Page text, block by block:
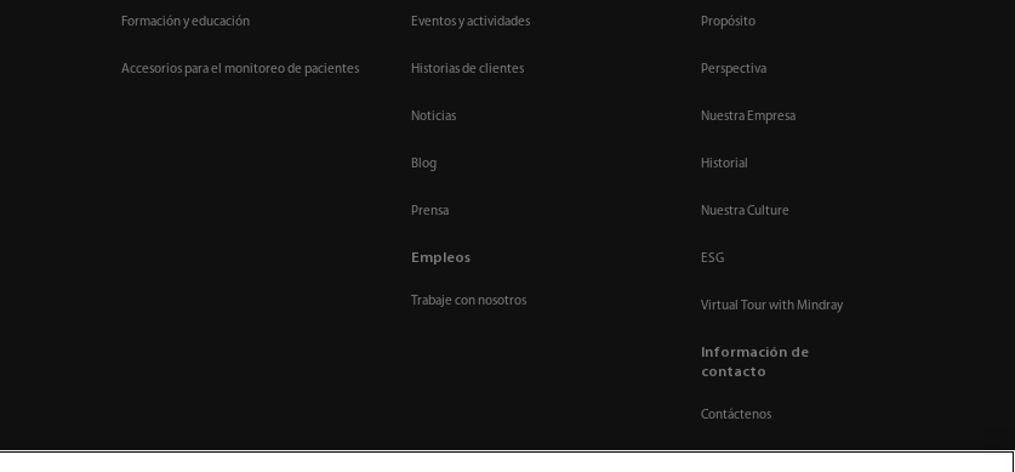
Formación y educación
Accesorios para el monitoreo de pacientes
Eventos y actividades
Historias de clientes
Noticias
Blog
Prensa
Empleos
Trabaje con nosotros
Propósito
Perspectiva
Nuestra Empresa
Historial
Nuestra Culture
ESG
Virtual Tour with Mindray
Información de
contacto
Contáctenos